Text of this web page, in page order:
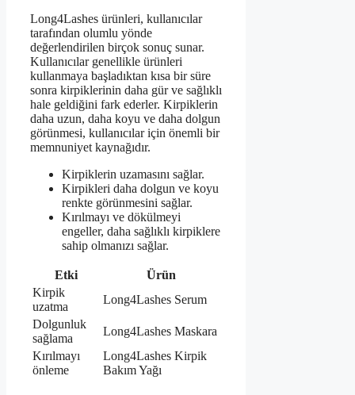
Long4Lashes ürünleri, kullanıcılar
tarafından olumlu yönde
değerlendirilen birçok sonuç sunar.
Kullanıcılar genellikle ürünleri
kullanmaya başladıktan kısa bir süre
sonra kirpiklerinin daha gür ve sağlıklı
hale geldiğini fark ederler. Kirpiklerin
daha uzun, daha koyu ve daha dolgun
görünmesi, kullanıcılar için önemli bir
memnuniyet kaynağıdır.
Kirpiklerin uzamasını sağlar.
Kirpikleri daha dolgun ve koyu
renkte görünmesini sağlar.
Kırılmayı ve dökülmeyi
engeller, daha sağlıklı kirpiklere
sahip olmanızı sağlar.
Etki
Ürün
Kirpik
uzatma
Long4Lashes Serum
Dolgunluk
sağlama
Long4Lashes Maskara
Kırılmayı
önleme
Long4Lashes Kirpik
Bakım Yağı